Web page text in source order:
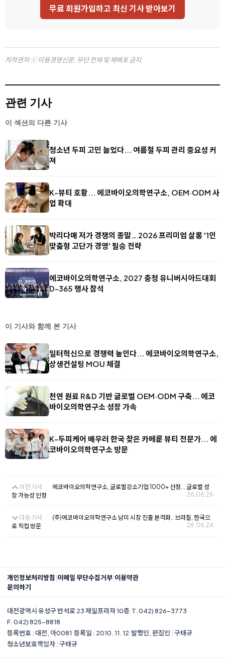
무료 회원가입하고 최신 기사 받아보기
저작권자 ⓒ 미용경영신문, 무단 전재 및 재배포 금지.
관련 기사
이 섹션의 다른 기사
청소년 두피 고민 늘었다... 여름철 두피 관리 중요성 커
져
K-뷰티 호황... 에코바이오의학연구소, OEM·ODM 사
업 확대
박리다매 저가 경쟁의 종말… 2026 프리미엄 살롱 '1인
맞춤형 고단가 경영' 필승 전략
에코바이오의학연구소, 2027 충청 유니버시아드대회
D-365 행사 참석
이 기사와 함께 본 기사
일터혁신으로 경쟁력 높인다... 에코바이오의학연구소,
상생컨설팅 MOU 체결
천연 원료 R&D 기반 글로벌 OEM·ODM 구축... 에코
바이오의학연구소 성장 가속
K-두피케어 배우러 한국 찾은 카메룬 뷰티 전문가... 에
코바이오의학연구소 방문
이전 기사
에코바이오의학연구소, 글로벌강소기업 1000+ 선정... 글로벌 성
장 가능성 인정
26.06.26
다음 기사
(주)에코바이오의학연구소 남미 시장 진출 본격화.. 브라질, 한국으
로 직접 방문
26.06.24
개인정보처리방침 |이메일 무단수집거부|이용약관
문의하기
대전광역시 유성구 반석로 23 제일프라자 10층·T. 042) 826-3773·
F. 042) 825-8818
등록번호 : 대전, 아0081·등록일 : 2010. 11. 12·발행인, 편집인 : 구태규·
청소년보호책임자 : 구태규